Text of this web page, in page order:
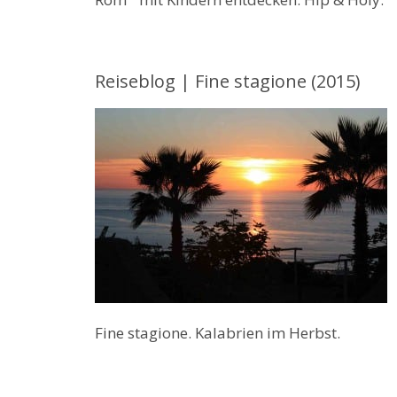
Reiseblog | Fine stagione (2015)
Fine stagione. Kalabrien im Herbst.